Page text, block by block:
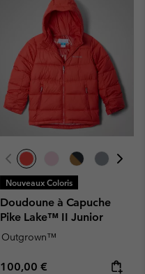
Nouveaux Coloris
Doudoune à Capuche
Pike Lake™ II Junior
Outgrown™
Regular price:
100,00 €